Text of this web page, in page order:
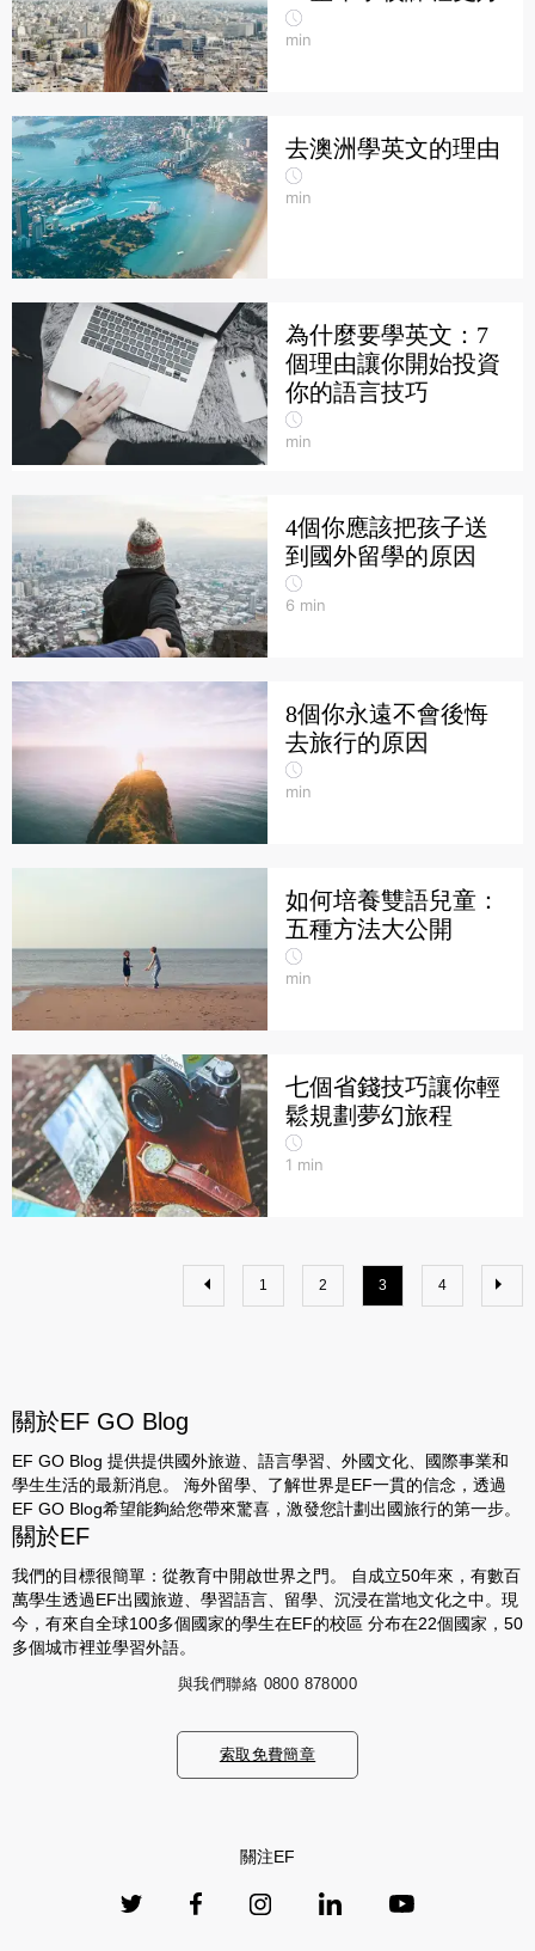
min
去澳洲學英文的理由
min
為什麼要學英文：7
個理由讓你開始投資
你的語言技巧
min
4個你應該把孩子送
到國外留學的原因
6 min
8個你永遠不會後悔
去旅行的原因
min
如何培養雙語兒童：
五種方法大公開
min
七個省錢技巧讓你輕
鬆規劃夢幻旅程
1 min
1 2 3 4
關於EF GO Blog
EF GO Blog 提供提供國外旅遊、語言學習、外國文化、國際事業和
學生生活的最新消息。 海外留學、了解世界是EF一貫的信念，透過
EF GO Blog希望能夠給您帶來驚喜，激發您計劃出國旅行的第一步。
關於EF
我們的目標很簡單：從教育中開啟世界之門。 自成立50年來，有數百
萬學生透過EF出國旅遊、學習語言、留學、沉浸在當地文化之中。現
今，有來自全球100多個國家的學生在EF的校區 分布在22個國家，50
多個城市裡並學習外語。
與我們聯絡 0800 878000
索取免費簡章
關注EF